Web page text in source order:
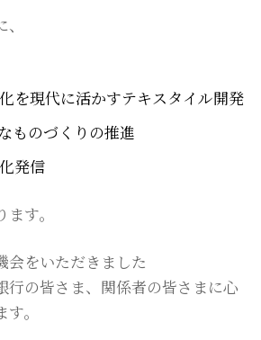
を現代に活かすテキスタイル開発
ものづくりの推進
発信
す。
会をいただきました
行の皆さま、関係者の皆さまに心
。